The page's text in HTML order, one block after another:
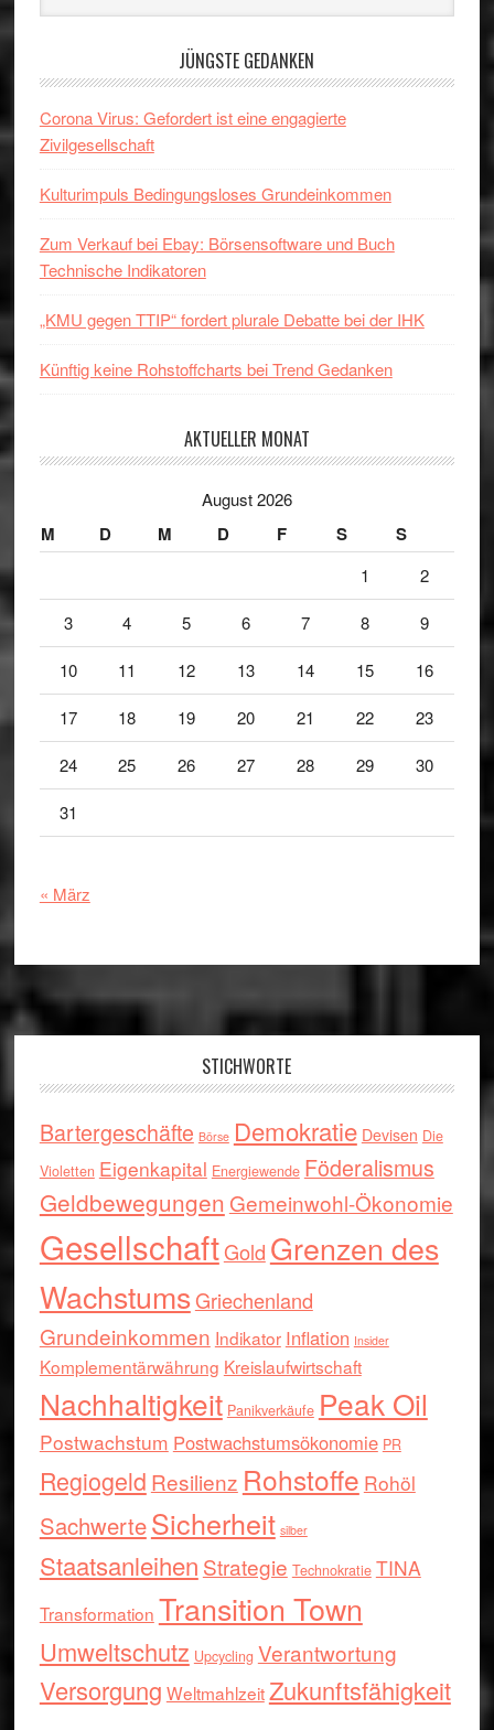
website
JÜNGSTE GEDANKEN
Corona Virus: Gefordert ist eine engagierte
Zivilgesellschaft
Kulturimpuls Bedingungsloses Grundeinkommen
Zum Verkauf bei Ebay: Börsensoftware und Buch
Technische Indikatoren
„KMU gegen TTIP“ fordert plurale Debatte bei der IHK
Künftig keine Rohstoffcharts bei Trend Gedanken
AKTUELLER MONAT
August 2026
M D M D F S S
1 2
3 4 5 6 7 8 9
10 11 12 13 14 15 16
17 18 19 20 21 22 23
24 25 26 27 28 29 30
31
« März
STICHWORTE
Bartergeschäfte Börse Demokratie Devisen Die
Violetten Eigenkapital Energiewende Föderalismus
Geldbewegungen Gemeinwohl-Ökonomie
GesellschaftGold Grenzen des
WachstumsGriechenland
Grundeinkommen Indikator Inflation Insider
Komplementärwährung Kreislaufwirtschaft
Nachhaltigkeit Panikverkäufe Peak Oil
Postwachstum Postwachstumsökonomie PR
Regiogeld Resilienz Rohstoffe Rohöl
SachwerteSicherheit silber
Staatsanleihen Strategie Technokratie TINA
Transformation Transition Town
Umweltschutz Upcycling Verantwortung
Versorgung WeltmahlzeitZukunftsfähigkeit